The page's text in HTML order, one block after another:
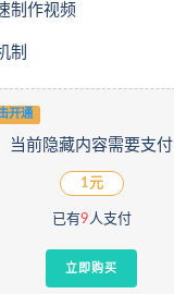
制作视频
制
开通
当前隐藏内容需要支付
1元
已有9人支付
立即购买